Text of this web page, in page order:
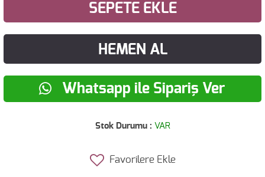
SEPETE EKLE
HEMEN AL
Whatsapp ile Sipariş Ver
Stok Durumu : VAR
Favorilere Ekle